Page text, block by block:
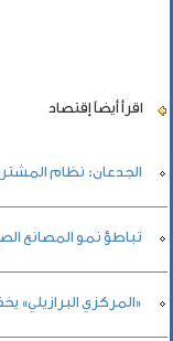
اقرأ أيضاً إقتصاد
الجدعان: نظام
تباطؤ نمو المصانع
«المركزي البرازيلي» يخفض الفائدة بـ25